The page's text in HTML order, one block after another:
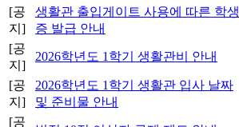
[공
지]
생활관 출입게이트 사용에 따른 학생
증 발급 안내
[공
지]
2026학년도 1학기 생활관비 안내
[공
지]
2026학년도 1학기 생활관 입사 날짜
및 준비물 안내
[공